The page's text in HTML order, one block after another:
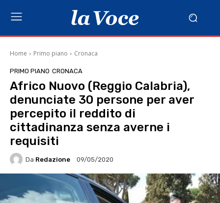
Home Primo piano Cronaca
PRIMO PIANO CRONACA
Africo Nuovo (Reggio Calabria),
denunciate 30 persone per aver
percepito il reddito di
cittadinanza senza averne i
requisiti
Da Redazione 09/05/2020